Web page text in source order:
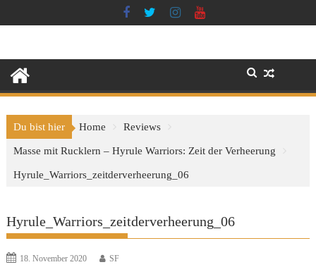
to
Du bist hier Home Reviews
Masse mit Rucklern – Hyrule Warriors: Zeit der Verheerung
Hyrule_Warriors_zeitderverheerung_06
Hyrule_Warriors_zeitderverheerung_06
18. November 2020 SF